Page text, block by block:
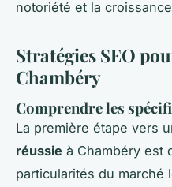
notoriété et la
Stratégies SEO
Chambéry
Comprendre les
La première étape vers
réussie à Chambéry est
particularités du marché